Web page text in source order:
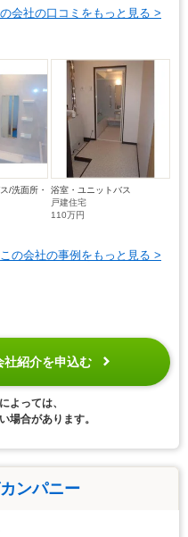
の会社の口コミをもっと見る >
/洗面所・
浴室・ユニットバス
戸建住宅
110万円
この会社の事例をもっと見る >
社紹介を申込む
よっては、
場合があります。
ンパニー